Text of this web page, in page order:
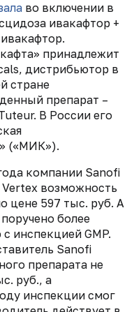
во включении в
ивакафтор +
принадлежит
дистрибьютор в
стране
препарат –
В России его
(«МИК»).
компании Sanofi
возможность
цене 597 тыс. руб. А
более
инспекцией GMP.
Sanofi
препарата не
руб., а
инспекции смог